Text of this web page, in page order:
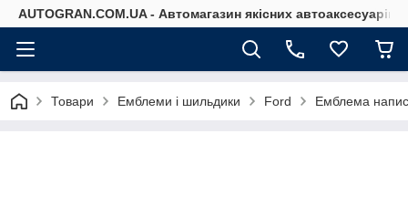
AUTOGRAN.COM.UA - Автомагазин якісних автоаксесуарів
Товари Емблеми і шильдики Ford Емблема